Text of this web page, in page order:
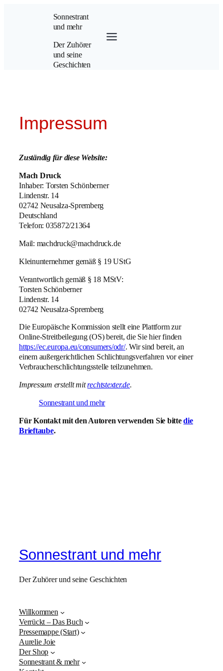
Sonnestrant
und mehr
Der Zuhörer
und seine
Geschichten
Impressum
Zuständig für diese Website:
Mach Druck
Inhaber: Torsten Schönberner
Lindenstr. 14
02742 Neusalza-Spremberg
Deutschland
Telefon: 035872/21364
Mail: machdruck@machdruck.de
Kleinunternehmer gemäß § 19 UStG
Verantwortlich gemäß § 18 MStV:
Torsten Schönberner
Lindenstr. 14
02742 Neusalza-Spremberg
Die Europäische Kommission stellt eine Plattform zur
Online-Streitbeilegung (OS) bereit, die Sie hier finden
https://ec.europa.eu/consumers/odr/. Wir sind bereit, an
einem außergerichtlichen Schlichtungsverfahren vor einer
Verbraucherschlichtungsstelle teilzunehmen.
Impressum erstellt mitrechtstexter.de.
Sonnestrant und mehr
Für Kontakt mit den Autoren verwenden Sie bittedie
Brieftaube.
Sonnestrant und mehr
Der Zuhörer und seine Geschichten
Willkommen
Verrückt – Das Buch
Pressemappe (Start)
Aurelie Joie
Der Shop
Sonnestrant & mehr